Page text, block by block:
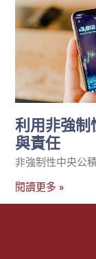
利用非強制
與責任
非強制性中央公
閱讀更多 »